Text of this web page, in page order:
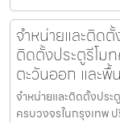
จำหน่ายและติด
ติดตั้งประตูรีโม
ตะวันออก และพื้
จำหน่ายและติดตั้งประ
ครบวงจรในกรุงเทพ